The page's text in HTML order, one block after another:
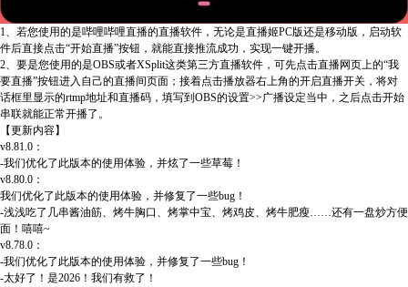
1、若您使用的是哔哩哔哩直播的直播软件，无论是直播姬PC版还是移动版，启动软
件后直接点击“开始直播”按钮，就能直接推流成功，实现一键开播。
2、要是您使用的是OBS或者XSplit这类第三方直播软件，可先点击直播网页上的“我
要直播”按钮进入自己的直播间页面；接着点击播放器右上角的开启直播开关，将对
话框里显示的rtmp地址和直播码，填写到OBS的设置>>广播设定当中，之后点击开始
串联就能正常开播了。
【更新内容】
v8.81.0：
-我们优化了此版本的使用体验，并炫了一些草莓！
v8.80.0：
我们优化了此版本的使用体验，并修复了一些bug！
-浅浅吃了几串酱油筋、烤牛胸口、烤掌中宝、烤鸡皮、烤牛肥瘦……还有一盘炒方便
面！嘻嘻~
v8.78.0：
-我们优化了此版本的使用体验，并修复了一些bug！
-太好了！是2026！我们有救了！